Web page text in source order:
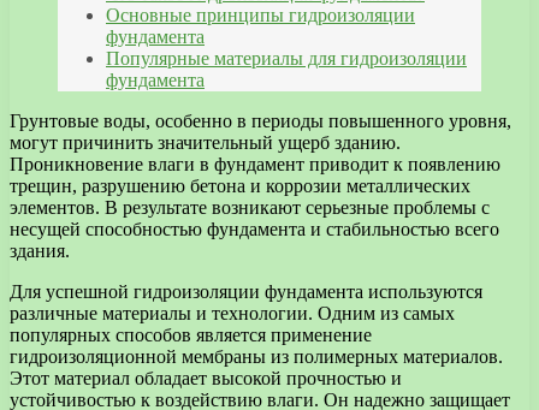
Основные принципы гидроизоляции
фундамента
Популярные материалы для гидроизоляции
фундамента
Грунтовые воды, особенно в периоды повышенного уровня,
могут причинить значительный ущерб зданию.
Проникновение влаги в фундамент приводит к появлению
трещин, разрушению бетона и коррозии металлических
элементов. В результате возникают серьезные проблемы с
несущей способностью фундамента и стабильностью всего
здания.
Для успешной гидроизоляции фундамента используются
различные материалы и технологии. Одним из самых
популярных способов является применение
гидроизоляционной мембраны из полимерных материалов.
Этот материал обладает высокой прочностью и
устойчивостью к воздействию влаги. Он надежно защищает